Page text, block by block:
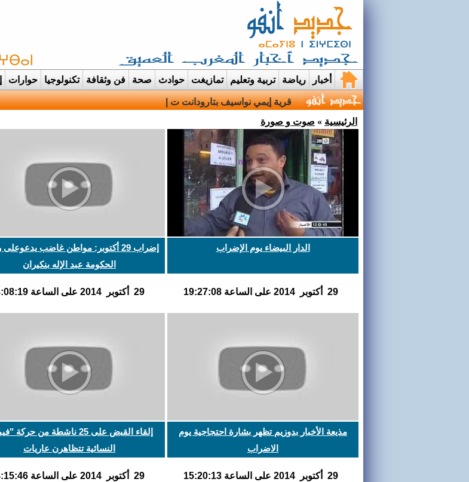
أخبار رياضة تربية وتعليم تمازيغت حوادث صحة فن وثقافة تكنولوجيا حوارات
قرية إيمي نواسيف بتارودانت تتحول الى عرس ايماني مهيب احتفاء بحفظة
الرئيسية » صوت و صورة
الدار البيضاء يوم الإضراب
29 أكتوبر 2014 على الساعة 19:27:08
إضراب 29 أكتوبر: مواطن غاضب
الحكومة عبد الإله بنكيران
29 أكتوبر 2014 على الساعة 18:08:19
مذيعة الأخبار بدوزيم تظهر بشارة احتجاجية يوم
الاضراب
29 أكتوبر 2014 على الساعة 15:20:13
إلقاء القبض على 25 ناشطة من
النسائية تتظاهرن عاريات
29 أكتوبر 2014 على الساعة 14:15:46